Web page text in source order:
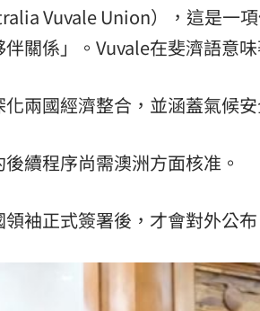
Vuvale Union），這是一
關係」。Vuvale在斐濟語意味
兩國經濟整合，並涵蓋氣候
續程序尚需澳洲方面核准。
袖正式簽署後，才會對外公布